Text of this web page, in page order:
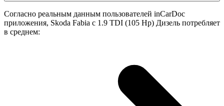
Согласно реальным данным пользователей inCarDoc
приложения, Skoda Fabia с 1.9 TDI (105 Hp) Дизель потребляет
в среднем: